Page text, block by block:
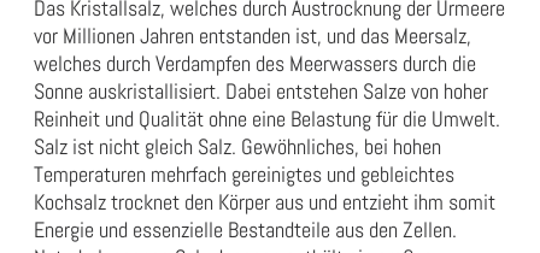
Das Kristallsalz, welches durch Austrocknung der Urmeere
vor Millionen Jahren entstanden ist, und das Meersalz,
welches durch Verdampfen des Meerwassers durch die
Sonne auskristallisiert. Dabei entstehen Salze von hoher
Reinheit und Qualität ohne eine Belastung für die Umwelt.
Salz ist nicht gleich Salz. Gewöhnliches, bei hohen
Temperaturen mehrfach gereinigtes und gebleichtes
Kochsalz trocknet den Körper aus und entzieht ihm somit
Energie und essenzielle Bestandteile aus den Zellen.